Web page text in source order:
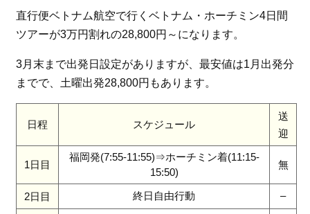
直行便ベトナム航空で行くベトナム・ホーチミン4日間
ツアーが3万円割れの28,800円～になります。
3月末まで出発日設定がありますが、最安値は1月出発分
までで、土曜出発28,800円もあります。
日程 スケジュール
送
迎
1日目
福岡発(7:55-11:55)⇒ホーチミン着(11:15-
15:50)
無
2日目 終日自由行動 –